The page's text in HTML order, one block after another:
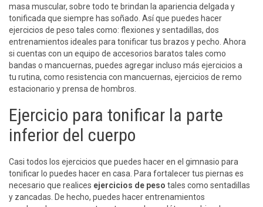
masa muscular, sobre todo te brindan la apariencia delgada y
tonificada que siempre has soñado. Así que puedes hacer
ejercicios de peso tales como: flexiones y sentadillas, dos
entrenamientos ideales para tonificar tus brazos y pecho. Ahora
si cuentas con un equipo de accesorios baratos tales como
bandas o mancuernas, puedes agregar incluso más ejercicios a
tu rutina, como resistencia con mancuernas, ejercicios de remo
estacionario y prensa de hombros.
Ejercicio para tonificar la parte
inferior del cuerpo
Casi todos los ejercicios que puedes hacer en el gimnasio para
tonificar lo puedes hacer en casa. Para fortalecer tus piernas es
necesario que realices ejercicios de peso tales como sentadillas
y zancadas. De hecho, puedes hacer entrenamientos